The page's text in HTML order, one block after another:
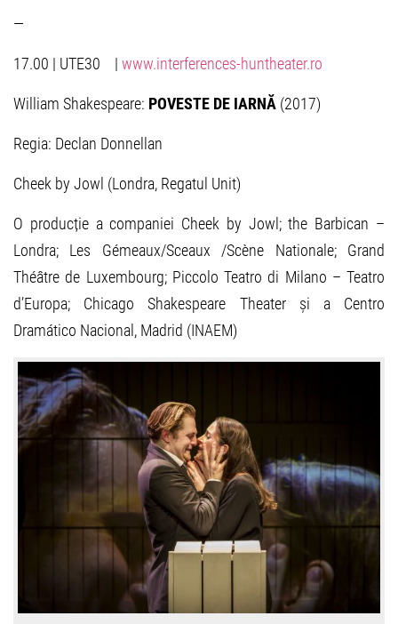
—
17.00 | UTE30 | www.interferences-huntheater.ro
William Shakespeare: POVESTE DE IARNĂ (2017)
Regia: Declan Donnellan
Cheek by Jowl (Londra, Regatul Unit)
O producție a companiei Cheek by Jowl; the Barbican –
Londra; Les Gémeaux/Sceaux /Scène Nationale; Grand
Théâtre de Luxembourg; Piccolo Teatro di Milano – Teatro
d’Europa; Chicago Shakespeare Theater și a Centro
Dramático Nacional, Madrid (INAEM)